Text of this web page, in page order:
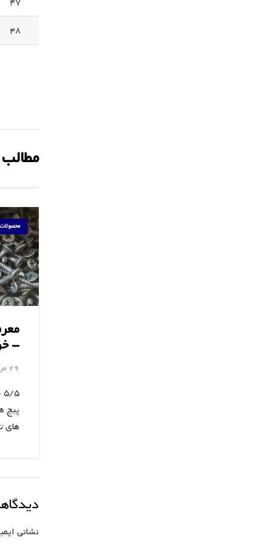
48
محصولات
–
29 مرداد 1403
پیچ
های
نشانی